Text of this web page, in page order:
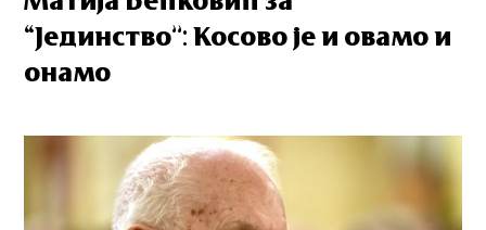
“Јединство”: Косово је и овамо и
онамо